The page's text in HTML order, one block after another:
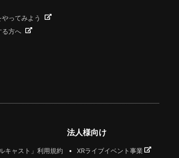
ってみよう
る方へ
キャスト」利用規約
法人様向け
XRライブイベント事業